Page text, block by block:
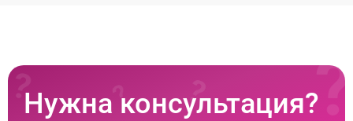
Нужна консультация?